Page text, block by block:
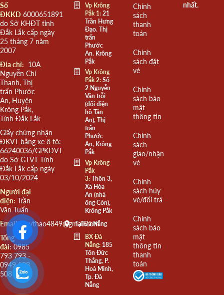
Số
ĐKKD 6000651891
do Sở KHĐT tỉnh
Đắk Lắk cấp ngày
25 tháng 7 năm
2007
Đia chỉ: 10A
Nguyễn Chí
Thanh, Thị
trấn Phước
An, Huyện
Krông Pắk,
Tỉnh Đắk Lắk
Giấy chứng nhận
ĐKVT bằng xe ô tô:
66240036/GPKDVT
do Sở GTVT Tỉnh
Đắk Lắk cấp ngày
03/10/2024
Người đại
diện: Trần
Văn Tuấn
Email: quythao4849@gmail.com
Tổng
đài: 0985
793 793 -
0949 508
508
Vp Krông
Pắk 1:21
Trần Hưng
Đạo. Thị
trấn
Phước
An. Krông
Pắk
Vp Krông
Pắk 2:Số
2 Nguyễn
Văn trỗi
(đối diện
hồ Tân
An), Thị
trấn
Phước
An, Krông
Pắk
Vp Krông
Pắk
3:Thôn 3,
Xã Hòa
An (nhà
ông Còn),
Krông Pắk
Tại Đà Nẵng
BX Đà
Nẵng:185
Tôn Đức
Thắng, P.
Hoà Minh,
Tp. Đà
Nẵng
Chính
sách
thanh
toán
Chính
sách đặt
vé
Chính
sách bảo
mật
thông tin
Chính
sách
giao/nhận
vé
Chính
sách hủy
vé/đổi trả
Chính
sách bảo
mật
thông tin
thanh
toán
nhất.